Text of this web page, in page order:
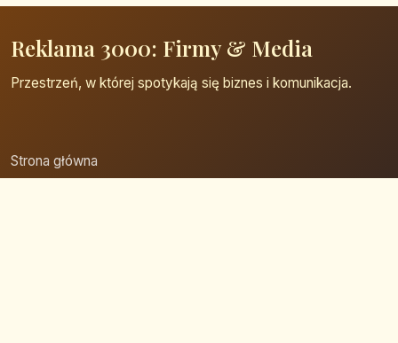
Reklama 3000: Firmy & Media
Przestrzeń, w której spotykają się biznes i komunikacja.
Strona główna